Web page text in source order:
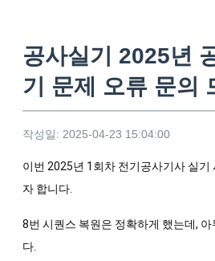
공사실기 2025년
기 문제 오류 문의
작성일: 2025-04-23 15:04:00
이번 2025년 1회차 전기공사기사 실기
자 합니다.
8번 시퀀스 복원은 정확하게 했는데,
다.